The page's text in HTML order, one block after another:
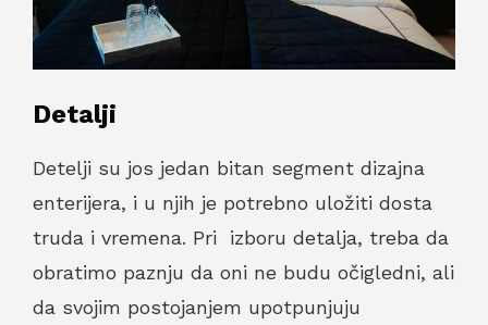
Detalji
Detelji su jos jedan bitan segment dizajna
enterijera, i u njih je potrebno uložiti dosta
truda i vremena. Pri izboru detalja, treba da
obratimo paznju da oni ne budu očigledni, ali
da svojim postojanjem upotpunjuju